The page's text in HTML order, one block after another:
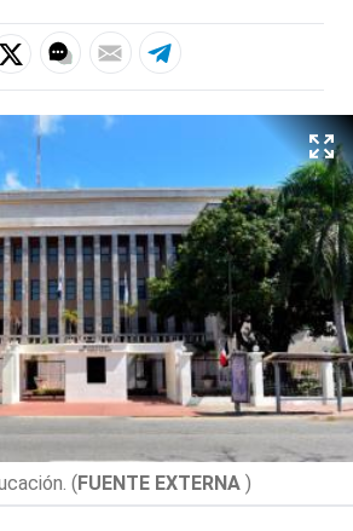
(FUENTE EXTERNA )